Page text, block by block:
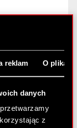
reklam O
danych
przetwarzamy
z
terminów